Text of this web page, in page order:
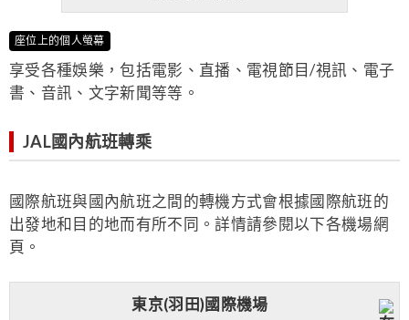
座位上的個人螢幕
享受各種娛樂，包括電影、直播、電視節目/視訊、電子
書、音訊、文字新聞等等。
JAL國內航班轉乘
國際航班與國內航班之間的轉機方式會根據國際航班的
出發地和目的地而有所不同。詳情請參閱以下各機場網
頁。
東京(羽田)國際機場